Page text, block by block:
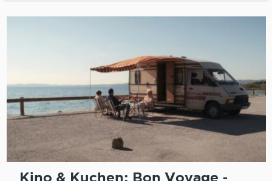
Kino & Kuchen: Bon Voyage -